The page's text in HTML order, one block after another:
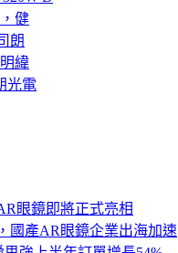
健
朗
緯
光電
眼鏡即將正式亮相
國產AR眼鏡企業出海加速